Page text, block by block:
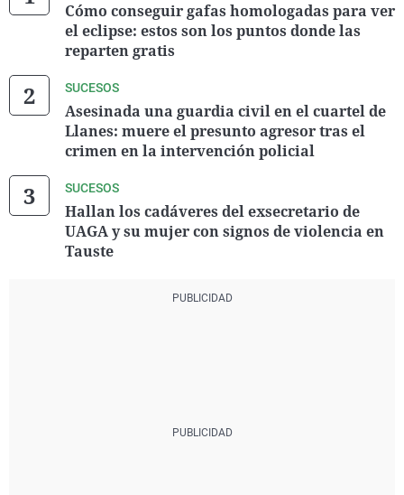
Cómo conseguir gafas homologadas para ver
el eclipse: estos son los puntos donde las
reparten gratis
SUCESOS
Asesinada una guardia civil en el cuartel de
Llanes: muere el presunto agresor tras el
crimen en la intervención policial
SUCESOS
Hallan los cadáveres del exsecretario de
UAGA y su mujer con signos de violencia en
Tauste